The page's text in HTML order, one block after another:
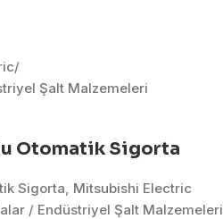
/
Şalt Malzemeleri
Otomatik Sigorta
Sigorta, Mitsubishi Electric
/ Endüstriyel Şalt Malzemeleri